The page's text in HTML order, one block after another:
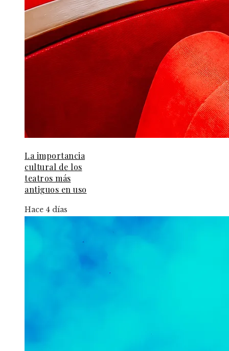
La importancia
cultural de los
teatros más
antiguos en uso
Hace 4 días